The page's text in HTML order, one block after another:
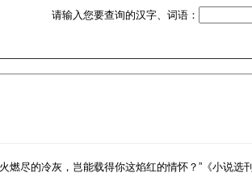
请输入您要查询的汉字、词语：
燃尽的冷灰，岂能载得你这焰红的情怀？”《小说选